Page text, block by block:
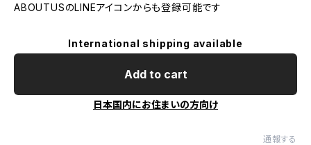
ABOUTUSのLINEアイコンからも登録可能です
International shipping available
Add to cart
日本国内にお住まいの方向け
通報する